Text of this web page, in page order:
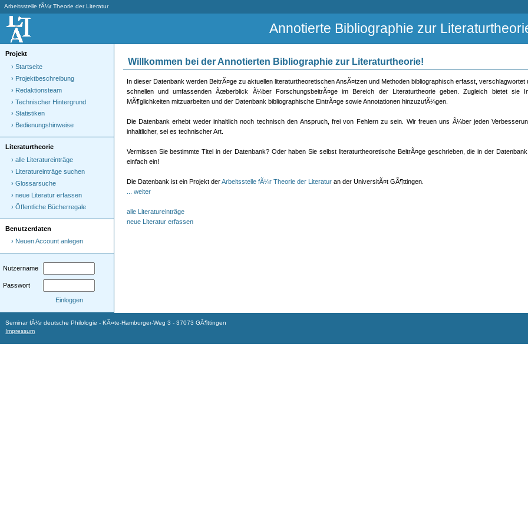
Arbeitsstelle fÃ¼r Theorie der Literatur
Annotierte Bibliographie zur
Projekt
› Startseite
› Projektbeschreibung
› Redaktionsteam
› Technischer Hintergrund
› Statistiken
› Bedienungshinweise
Literaturtheorie
› alle Literatureinträge
› Literatureinträge suchen
› Glossarsuche
› neue Literatur erfassen
› Öffentliche Bücherregale
Benutzerdaten
› Neuen Account anlegen
Nutzername
Passwort
Einloggen
Willkommen bei der Annotierten Bibliographie zur Literaturtheorie!
In dieser Datenbank werden BeitrÃ¤ge zu aktuellen literaturtheoretischen AnsÃ¤tzen und Methoden bibliographisch erfasst, verschlagwortet
schnellen und umfassenden Ãœberblick Ã¼ber ForschungsbeitrÃ¤ge im Bereich der Literaturtheorie geben. Zugleich bietet sie
MÃ¶glichkeiten mitzuarbeiten und der Datenbank bibliographische EintrÃ¤ge sowie Annotationen hinzuzufÃ¼gen.
Die Datenbank erhebt weder inhaltlich noch technisch den Anspruch, frei von Fehlern zu sein. Wir freuen uns Ã¼ber jeden
inhaltlicher, sei es technischer Art.
Vermissen Sie bestimmte Titel in der Datenbank? Oder haben Sie selbst literaturtheoretische BeitrÃ¤ge geschrieben, die in der
einfach ein!
Die Datenbank ist ein Projekt derArbeitsstelle fÃ¼r Theorie der Literaturan der UniversitÃ¤t GÃ¶ttingen.
... weiter
alle Literatureinträge
neue Literatur erfassen
Seminar fÃ¼r deutsche Philologie - KÃ¤te-Hamburger-Weg 3 - 37073 GÃ¶ttingen
Impressum